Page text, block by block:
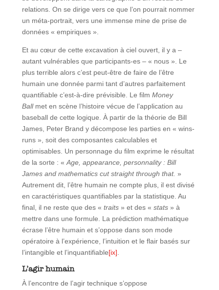
relations. On se dirige vers ce que l’on pourrait nommer
un méta-portrait, vers une immense mine de prise de
données « empiriques ».
Et au cœur de cette excavation à ciel ouvert, il y a –
autant vulnérables que participants-es – « nous ». Le
plus terrible alors c’est peut-être de faire de l’être
humain une donnée parmi tant d’autres parfaitement
quantifiable c’est-à-dire prévisible. Le film Money
Ball met en scène l’histoire vécue de l’application au
baseball de cette logique. À partir de la théorie de Bill
James, Peter Brand y décompose les parties en « wins-
runs », soit des composantes calculables et
optimisables. Un personnage du film exprime le résultat
de la sorte : « Age, appearance, personnality : Bill
James and mathematics cut straight through that. »
Autrement dit, l’être humain ne compte plus, il est divisé
en caractéristiques quantifiables par la statistique. Au
final, il ne reste que des « traits» et des « stats» à
mettre dans une formule. La prédiction mathématique
écrase l’être humain et s’oppose dans son mode
opératoire à l’expérience, l’intuition et le flair basés sur
l’intangible et l’inquantifiable[ix]
L’agir humain
À l’encontre de l’agir technique s’oppose